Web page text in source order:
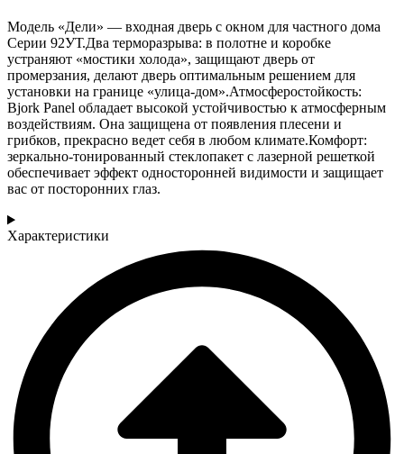
Модель «Дели» — входная дверь с окном для частного дома
Серии 92УТ.Два терморазрыва: в полотне и коробке
устраняют «мостики холода», защищают дверь от
промерзания, делают дверь оптимальным решением для
установки на границе «улица-дом».Атмосферостойкость:
Bjork Panel обладает высокой устойчивостью к атмосферным
воздействиям. Она защищена от появления плесени и
грибков, прекрасно ведет себя в любом климате.Комфорт:
зеркально-тонированный стеклопакет с лазерной решеткой
обеспечивает эффект односторонней видимости и защищает
вас от посторонних глаз.
Характеристики